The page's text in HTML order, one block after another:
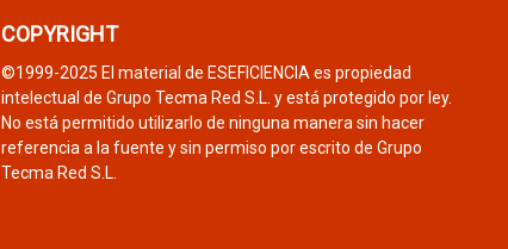
COPYRIGHT
©1999-2025 El material de ESEFICIENCIA es propiedad
intelectual de Grupo Tecma Red S.L. y está protegido por ley.
No está permitido utilizarlo de ninguna manera sin hacer
referencia a la fuente y sin permiso por escrito de Grupo
Tecma Red S.L.